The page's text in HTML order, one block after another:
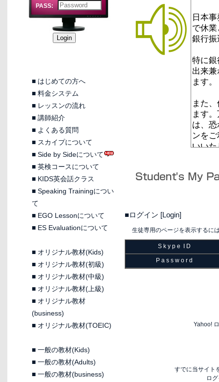
PASS:
■ はじめての方へ
■ 料金システム
■ レッスンの流れ
■ 講師紹介
■ よくある質問
■ スカイプについて
■ Side by Sideについて
■ 英検コースについて
■ KIDS英会話クラス
■ Speaking Trainingについ
て
■ EGO Lessonについて
■ ES Evaluationについて
■ オリジナル教材(Kids)
■ オリジナル教材(初級)
■ オリジナル教材(中級)
■ オリジナル教材(上級)
■ オリジナル教材
(business)
■ オリジナル教材(TOEIC)
■ 一般の教材(Kids)
■ 一般の教材(Adults)
■ 一般の教材(business)
■ログイン [Login]
生徒専用のページを表示するに
S k y p e I D
P a s s w o r d
Yahoo!
すでに当サイト
ロ